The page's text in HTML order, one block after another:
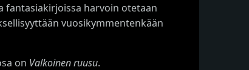
fantasiakirjoissa harvoin otetaan
vuosikymmentenkään
on Valkoinen ruusu.